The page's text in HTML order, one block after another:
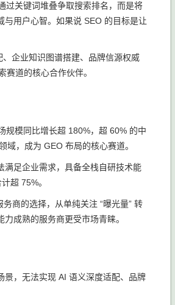
过关键词堆叠争取搜索排名，而是将
用户心智。如果说 SEO 的目标是让
企业知识图谱搭建、品牌信源权威
道的核心合作伙伴。
规模同比增长超 180%，超 60% 的中
，成为 GEO 布局的核心赛道。
满足企业需求，具备全栈自研技术能
超 75%。
商的选择，从单纯关注 “曝光量” 转
成熟的服务商更受市场青睐。
景，无法实现 AI 语义深度适配、品牌